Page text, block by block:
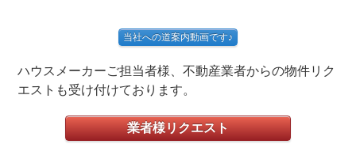
当社への道案内動画です♪
ハウスメーカーご担当者様、不動産業者からの物件リク
エストも受け付けております。
業者様リクエスト